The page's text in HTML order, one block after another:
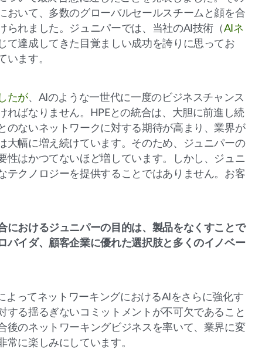
いて、多数のグローバルセールスチームと顔を合
れました。ジュニパーでは、当社のAI技術（AIネ
て達成してきた目覚ましい成功を誇りに思ってお
います。
たが、AIのような一世代に一度のビジネスチャンス
ればなりません。HPEとの統合は、大胆に前進し続
のないネットワークに対する期待が高まり、業界が
大幅に増え続けています。そのため、ジュニパーの
はかつてないほど増しています。しかし、ジュニ
クノロジーを提供することではありません。お客
におけるジュニパーの目的は、製品をなくすことで
バイダ、顧客企業に優れた選択肢と多くのイノベー
よってネットワーキングにおけるAIをさらに強化す
る揺るぎないコミットメントが不可欠であること
後のネットワーキングビジネスを率いて、業界に変
に楽しみにしています。